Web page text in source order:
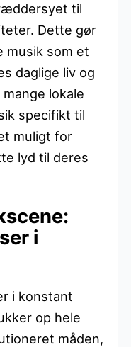
til
Dette gør
musik som et
daglige liv og
lokale
specifikt til
muligt for
lyd til deres
i
i konstant
op hele
måden,